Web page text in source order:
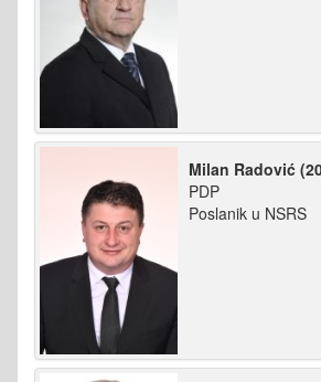
Milan Radović
PDP
Poslanik u NSRS